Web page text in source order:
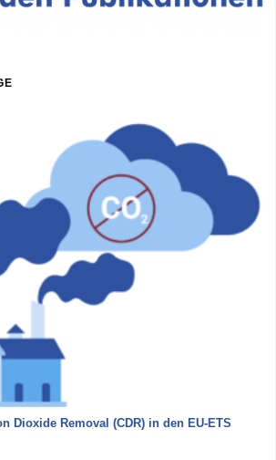
Dioxide Removal (CDR) in den EU-ETS